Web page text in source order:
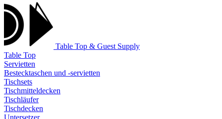
Table Top & Guest Supply
Table Top
Servietten
Bestecktaschen und -servietten
Tischsets
Tischmitteldecken
Tischläufer
Tischdecken